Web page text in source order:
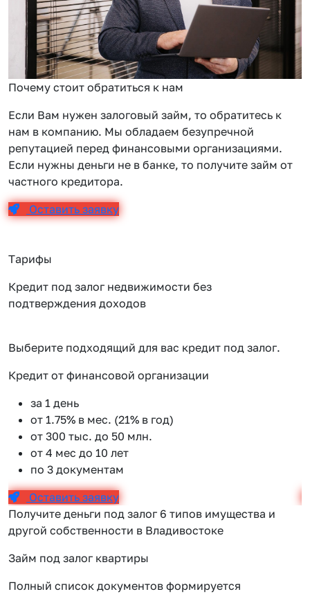
Почему стоит обратиться к нам
Если Вам нужен залоговый займ, то обратитесь к
нам в компанию. Мы обладаем безупречной
репутацией перед финансовыми организациями.
Если нужны деньги не в банке, то получите займ от
частного кредитора.
Оставить заявку
Тарифы
Кредит под залог недвижимости без
подтверждения доходов
Выберите подходящий для вас кредит под залог.
Кредит от финансовой организации
за 1 день
от 1.75% в мес. (21% в год)
от 300 тыс. до 50 млн.
от 4 мес до 10 лет
по 3 документам
Оставить заявку
Получите деньги под залог 6 типов имущества и
другой собственности в Владивостоке
Займ под залог квартиры
Полный список документов формируется